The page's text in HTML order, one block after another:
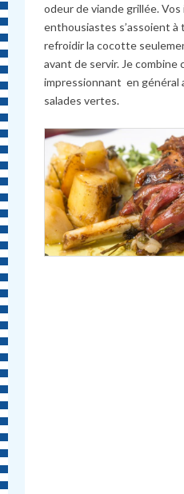
odeur de viande grillée.
enthousiastes s’assoient à
refroidir la cocotte
avant de servir. Je combine
impressionnant en général
salades vertes.